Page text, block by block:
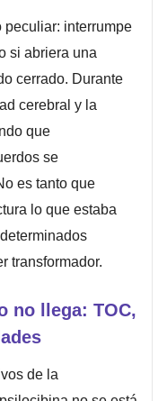
peculiar: interrumpe
si abriera una
cerrado. Durante
cerebral y la
que
se
es tanto que
lo que estaba
transformador.
no llega: TOC,
de la